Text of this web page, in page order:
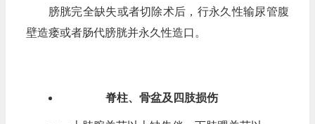
膀胱完全缺失或者切除术后，行永久性输尿管腹
壁造瘘或者肠代膀胱并永久性造口。
脊柱、骨盆及四肢损伤